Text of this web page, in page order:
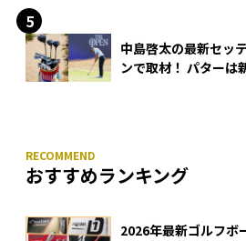
中島啓太の最新セッ
ンで取材！ パターは
おすすめランキング
2026年最新ゴルフボ